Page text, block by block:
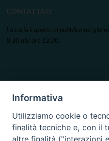
CONTATTACI
La curia è aperta al pubblico nei
8.30 alle ore 12.30.
Informativa
Utilizziamo cookie o
finalità tecniche e, con il